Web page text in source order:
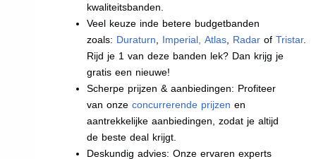
kwaliteitsbanden.
Veel keuze inde betere budgetbanden
zoals: Duraturn Imperial Atlas Radar ofTristar.
Rijd je 1 van deze banden lek? Dan krijg je
gratis een nieuwe!
Scherpe prijzen & aanbiedingen: Profiteer
van onzeconcurrerende prijzen en
aantrekkelijke aanbiedingen, zodat je altijd
de beste deal krijgt.
Deskundig advies: Onze ervaren experts